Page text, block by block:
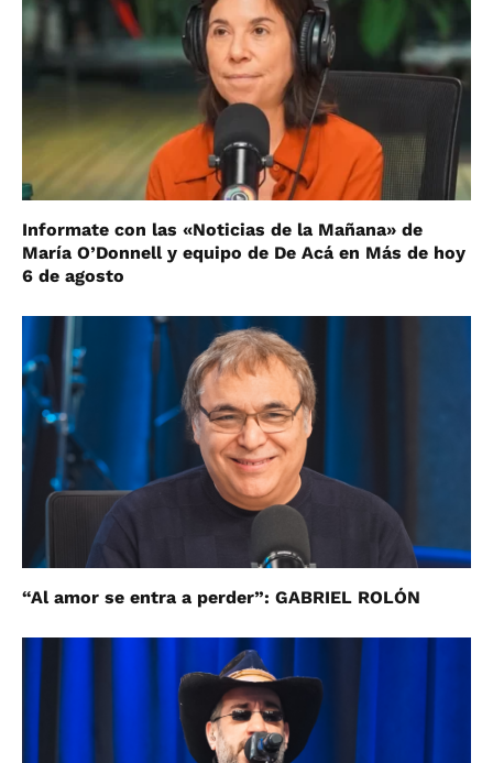
Informate con las «Noticias de la Mañana» de
María O’Donnell y equipo de De Acá en Más de hoy
6 de agosto
“Al amor se entra a perder”: GABRIEL ROLÓN